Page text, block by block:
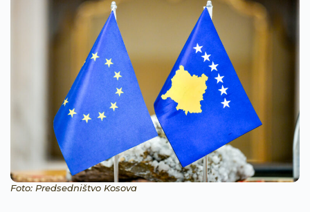
Foto: Predsedništvo Kosova